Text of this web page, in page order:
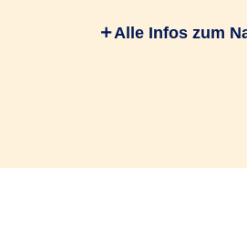
Das Chancen-Kapital heißt
Chance gibt, an der
Alle Infos zum